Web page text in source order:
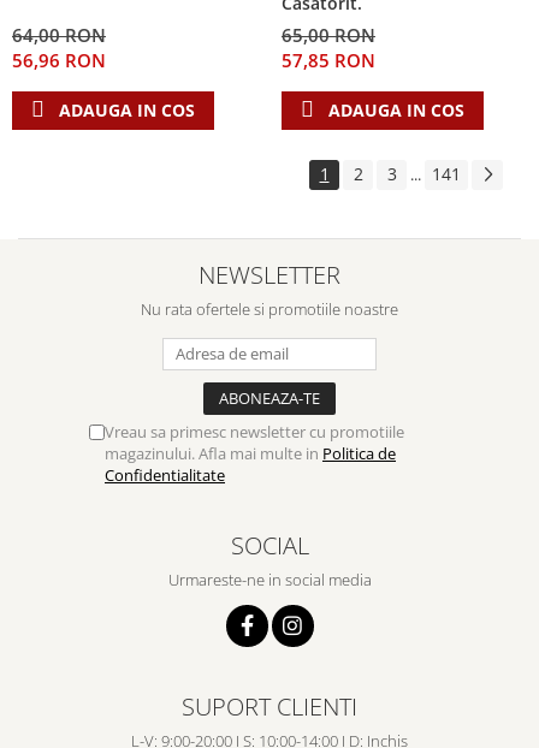
64,00 RON
56,96 RON
ADAUGA IN COS
65,00 RON
57,85 RON
ADAUGA IN COS
1 2 3 ... 141
NEWSLETTER
Nu rata ofertele si promotiile noastre
Vreau sa primesc newsletter cu promotiile
magazinului. Afla mai multe in Politica de
Confidentialitate
SOCIAL
Urmareste-ne in social media
SUPORT CLIENTI
L-V: 9:00-20:00 I S: 10:00-14:00 I D: Inchis